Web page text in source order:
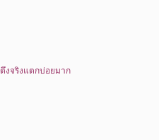
ตึงจริงแตกบ่อยมาก